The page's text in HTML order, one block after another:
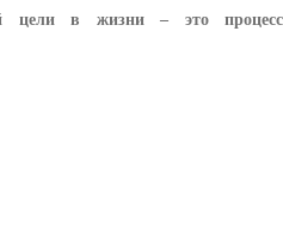
цели в жизни – это процесс